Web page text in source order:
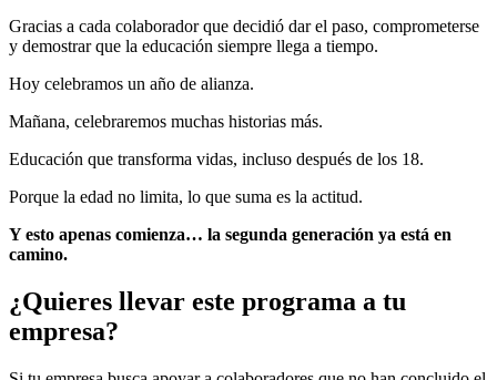
Gracias a cada colaborador que decidió dar el paso, comprometerse
y demostrar que la educación siempre llega a tiempo.
Hoy celebramos un año de alianza.
Mañana, celebraremos muchas historias más.
Educación que transforma vidas, incluso después de los 18.
Porque la edad no limita, lo que suma es la actitud.
Y esto apenas comienza… la segunda generación ya está en
camino.
¿Quieres llevar este programa a tu
empresa?